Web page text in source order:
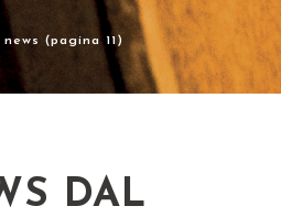
(pagina 11)
DAL